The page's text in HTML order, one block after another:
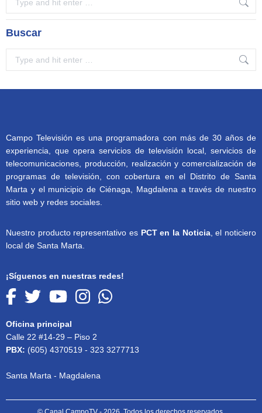
Buscar
Campo Televisión es una programadora con más de 30 años de
experiencia, que opera servicios de televisión local, servicios de
telecomunicaciones, producción, realización y comercialización de
programas de televisión, con cobertura en el Distrito de Santa
Marta y el municipio de Ciénaga, Magdalena a través de nuestro
sitio web y redes sociales.
Nuestro producto representativo es PCT en la Noticia, el noticiero
local de Santa Marta.
¡Síguenos en nuestras redes!
Oficina principal
Calle 22 #14-29 – Piso 2
PBX: (605) 4370519 - 323 3277713
Santa Marta - Magdalena